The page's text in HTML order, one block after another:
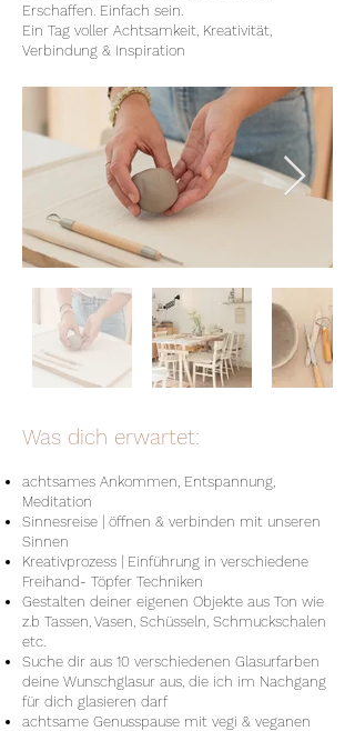
Erschaffen. Einfach sein.
Ein Tag voller Achtsamkeit, Kreativität,
Verbindung & Inspiration
Was dich erwartet:
achtsames Ankommen, Entspannung,
Meditation
Sinnesreise | öffnen & verbinden mit unseren
Sinnen
Kreativprozess | Einführung in verschiedene
Freihand- Töpfer Techniken
Gestalten deiner eigenen Objekte aus Ton wie
z.b Tassen, Vasen, Schüsseln, Schmuckschalen
etc.
Suche dir aus 10 verschiedenen Glasurfarben
deine Wunschglasur aus, die ich im Nachgang
für dich glasieren darf
achtsame Genusspause mit vegi & veganen